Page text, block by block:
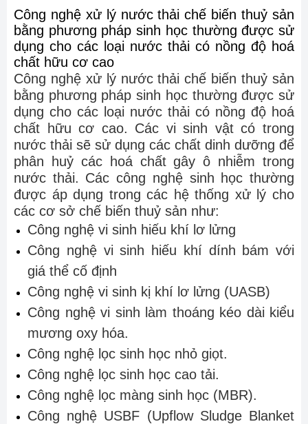
Công nghệ xử lý nước thải chế biến thuỷ sản
bằng phương pháp sinh học thường được sử
dụng cho các loại nước thải có nồng độ hoá
chất hữu cơ cao
Công nghệ xử lý nước thải chế biến thuỷ sản
bằng phương pháp sinh học thường được sử
dụng cho các loại nước thải có nồng độ hoá
chất hữu cơ cao. Các vi sinh vật có trong
nước thải sẽ sử dụng các chất dinh dưỡng để
phân huỷ các hoá chất gây ô nhiễm trong
nước thải. Các công nghệ sinh học thường
được áp dụng trong các hệ thống xử lý cho
các cơ sở chế biến thuỷ sản như:
Công nghệ vi sinh hiếu khí lơ lửng
Công nghệ vi sinh hiếu khí dính bám với
giá thể cố định
Công nghệ vi sinh kị khí lơ lửng (UASB)
Công nghệ vi sinh làm thoáng kéo dài kiểu
mương oxy hóa.
Công nghệ lọc sinh học nhỏ giọt.
Công nghệ lọc sinh học cao tải.
Công nghệ lọc màng sinh học (MBR).
Công nghệ USBF (Upflow Sludge Blanket